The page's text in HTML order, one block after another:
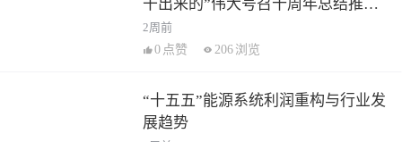
干出来的”伟大号召十周年总结推进
会
2周前
0 点赞 206 浏览
“十五五”能源系统利润重构与行业发
展趋势